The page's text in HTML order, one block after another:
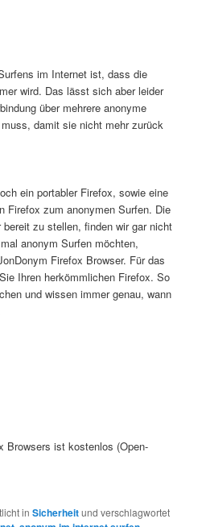
im Internet ist, dass die
wird. Das lässt sich aber leider
über mehrere anonyme
damit sie nicht mehr zurück
ein portabler Firefox, sowie eine
Firefox zum anonymen Surfen. Die
zu stellen, finden wir gar nicht
anonym Surfen möchten,
Firefox Browser. Für das
Ihren herkömmlichen Firefox. So
und wissen immer genau, wann
Browsers ist kostenlos (Open-
inSicherheitund verschlagwortet